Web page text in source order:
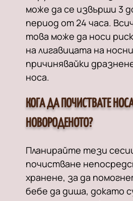
може да се извърши 3
период от 24 часа.
това може да носи
на лигавицата на
причинявайки
носа.
КОГА ДА ПОЧИСТВАТЕ
НОВОРОДЕНОТО?
Планирайте тези
почистване
хранене, за да
бебе да диша, докато